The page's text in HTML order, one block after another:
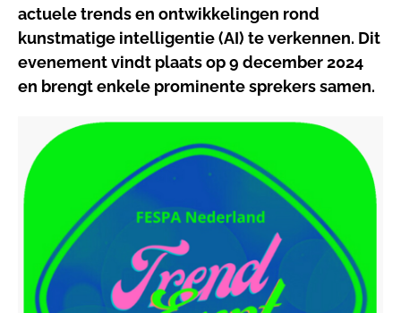
actuele trends en ontwikkelingen rond
kunstmatige intelligentie (AI) te verkennen. Dit
evenement vindt plaats op 9 december 2024
en brengt enkele prominente sprekers samen.